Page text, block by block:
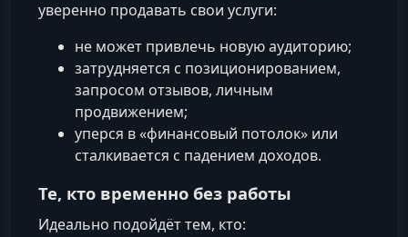
уверенно продавать свои услуги:
не может привлечь новую аудиторию;
затрудняется с позиционированием,
запросом отзывов, личным
продвижением;
уперся в «финансовый потолок» или
сталкивается с падением доходов.
Те, кто временно без работы
Идеально подойдёт тем, кто: